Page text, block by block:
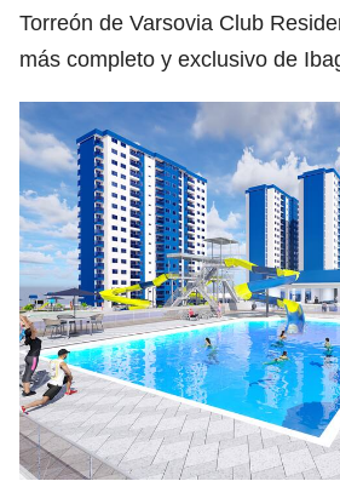
Torreón de Varsovia Club
más completo y exclusivo de